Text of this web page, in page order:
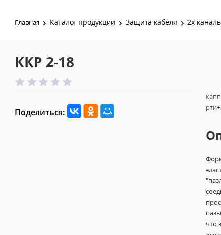
Главная Каталог продукции Защита кабеля 2х
ККР 2-18
Поделиться:
что